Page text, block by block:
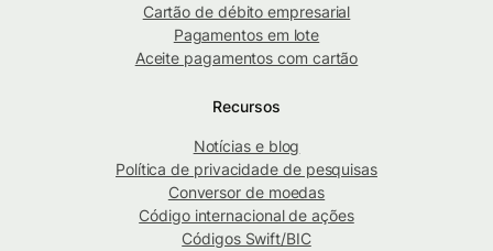
Cartão de débito empresarial
Pagamentos em lote
Aceite pagamentos com cartão
Recursos
Notícias e blog
Política de privacidade de pesquisas
Conversor de moedas
Código internacional de ações
Códigos Swift/BIC